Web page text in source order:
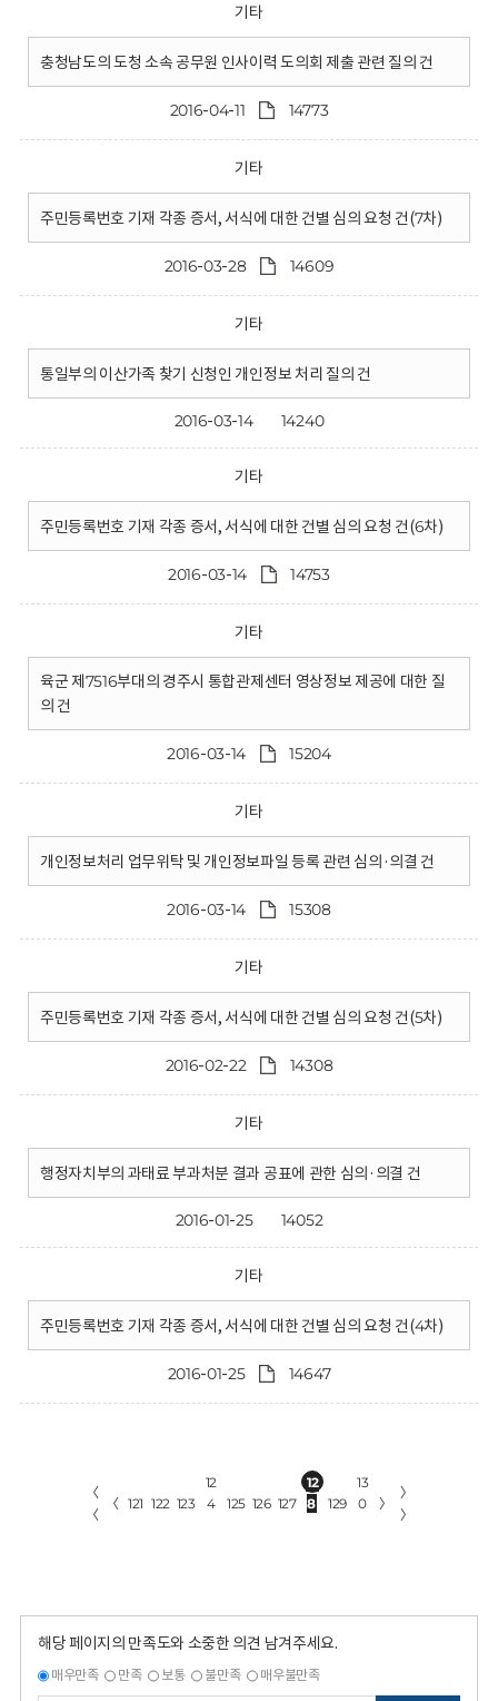
기타
충청남도의 도청 소속 공무원 인사이력 도의회 제출 관련 질의 건
2016-04-11 14773
기타
주민등록번호 기재 각종 증서, 서식에 대한 건별 심의 요청 건(7차)
2016-03-28 14609
기타
통일부의 이산가족 찾기 신청인 개인정보 처리 질의 건
2016-03-14 14240
기타
주민등록번호 기재 각종 증서, 서식에 대한 건별 심의 요청 건(6차)
2016-03-14 14753
기타
육군 제7516부대의 경주시 통합관제센터 영상정보 제공에 대한 질
의 건
2016-03-14 15204
기타
개인정보처리 업무위탁 및 개인정보파일 등록 관련 심의·의결 건
2016-03-14 15308
기타
주민등록번호 기재 각종 증서, 서식에 대한 건별 심의 요청 건(5차)
2016-02-22 14308
기타
행정자치부의 과태료 부과처분 결과 공표에 관한 심의·의결 건
2016-01-25 14052
기타
주민등록번호 기재 각종 증서, 서식에 대한 건별 심의 요청 건(4차)
2016-01-25 14647
〈
〈
〈 121 122 123
12
4
125 126 127
12
8
129
13
0
〉
〉
〉
해당 페이지의 만족도와 소중한 의견 남겨주세요.
매우만족 만족 보통 불만족 매우불만족